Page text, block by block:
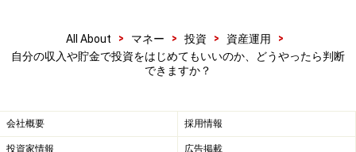
All About > マネー > 投資 > 資産運用
>
自分の収入や貯金で投資をはじめてもいいのか、どうやったら判断
できますか？
会社概要 採用情報
投資家情報 広告掲載